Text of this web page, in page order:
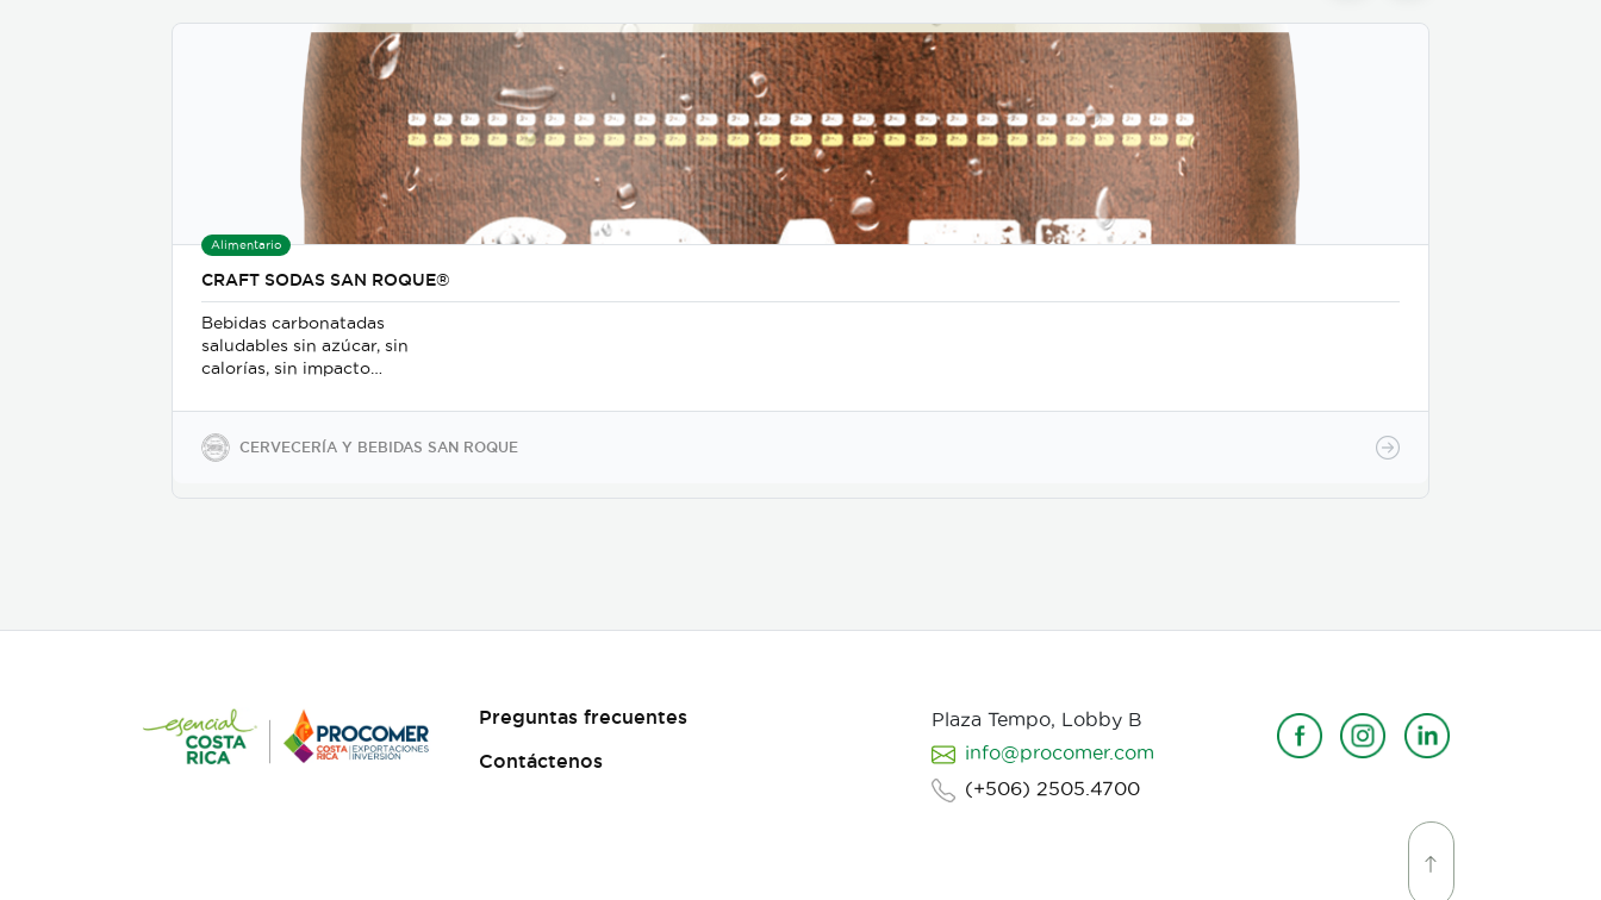
Alimentario
CRAFT SODAS SAN ROQUE®
Bebidas carbonatadas
saludables sin azúcar, sin
calorías, sin impacto
sodio y soya, keto-friendly y
veganas en presentaciones
de 350ml en vidrio, 500ml y
CERVECERÍA Y BEBIDAS SAN ROQUE
Preguntas frecuentes
Contáctenos
Plaza Tempo, Lobby B
info@procomer.com
(+506) 2505.4700